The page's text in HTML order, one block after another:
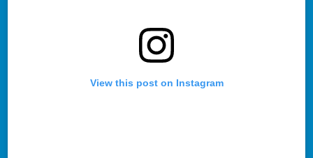
View this post on Instagram